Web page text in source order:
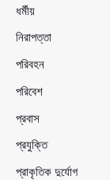
ধর্মীয়
নিরাপত্তা
পরিবহন
পরিবেশ
প্রবাস
প্রযুক্তি
প্রাকৃতিক দুর্যোগ